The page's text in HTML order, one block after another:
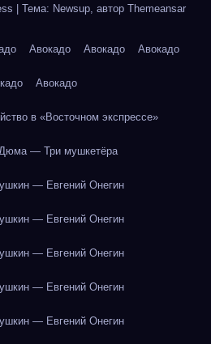
Тема: Newsup, автор Themeansar
Авокадо Авокадо Авокадо
Авокадо
в «Восточном экспрессе»
— Три мушкетёра
— Евгений Онегин
— Евгений Онегин
— Евгений Онегин
— Евгений Онегин
— Евгений Онегин